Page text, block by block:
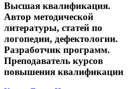
Высшая квалификация.
Автор методической
литературы, статей по
логопедии, дефектологии.
Разработчик программ.
Преподаватель курсов
повышения квалификации